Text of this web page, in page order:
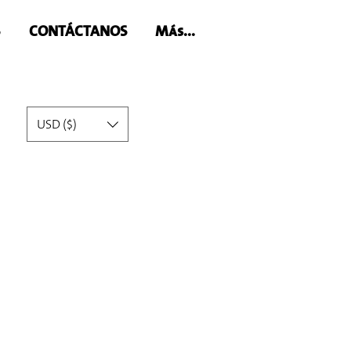
CONTÁCTANOS Más...
USD ($)